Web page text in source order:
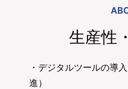
生産性
・デジタルツールの導
進）